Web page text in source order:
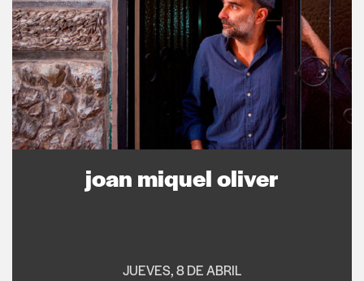
joan miquel oliver
JUEVES, 8 DE ABRIL